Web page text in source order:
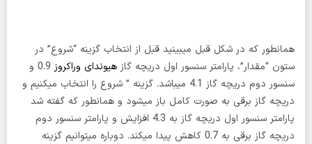
همانطور که در شکل قبل میبینید قبل از انتخاب گزینه “شروع” در
ستون “مقدار”، پارامتر سنسور اول دریچه گاز هیوندای وراکروز
0.9 و
سنسور دوم دریچه گاز 4.1 میباشد. گزینه ” شروع را انتخاب میکنیم و
دریچه گاز برقی به صورت کامل باز میشود و همانطور که گفته شد
پارامتر سنسور اول دریچه گاز به 4.3 افزایش و پارامتر سنسور دوم
دریچه گاز برقی به 0.7 کاهش پیدا میکند. دوباره میتوانیم گزینه